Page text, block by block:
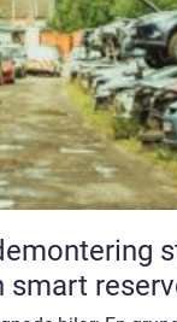
stockholm
smart